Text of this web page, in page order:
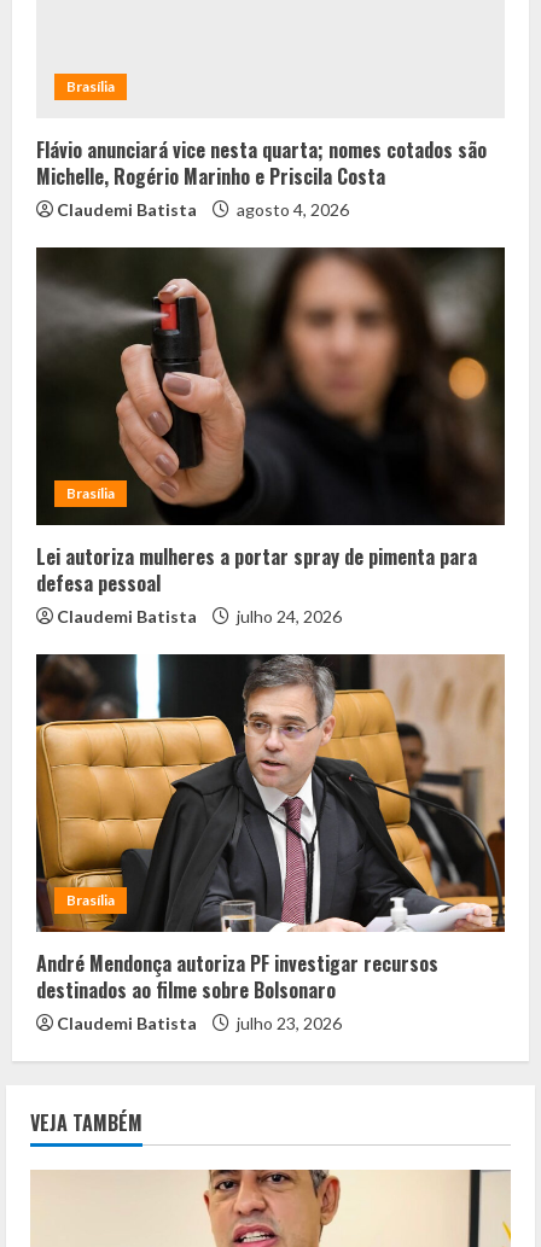
Brasília
Flávio anunciará vice nesta quarta; nomes cotados são
Michelle, Rogério Marinho e Priscila Costa
Claudemi Batista agosto 4, 2026
Brasília
Lei autoriza mulheres a portar spray de pimenta para
defesa pessoal
Claudemi Batista julho 24, 2026
Brasília
André Mendonça autoriza PF investigar recursos
destinados ao filme sobre Bolsonaro
Claudemi Batista julho 23, 2026
VEJA TAMBÉM